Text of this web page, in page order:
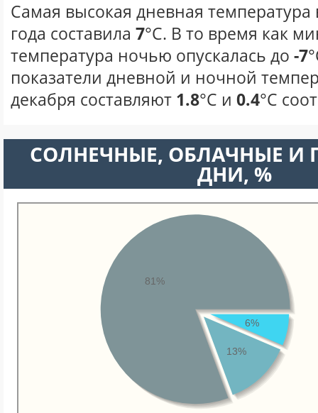
Самая высокая дневная температура
года составила 7°С. В то время как
температура ночью опускалась до -7
показатели дневной и ночной
декабря составляют 1.8°С и 0.4°С
CОЛНЕЧНЫЕ, ОБЛАЧНЫЕ И
ДНИ, %
6%
13%
81%